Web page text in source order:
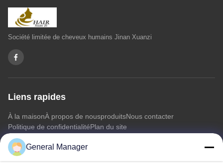
Société limitée de cheveux humains Jinan Xuanzi
Liens rapides
À la maisonÀ propos de nousproduitsNous contacter
Politique de confidentialitéPlan du site
Nous contacter
General Manager